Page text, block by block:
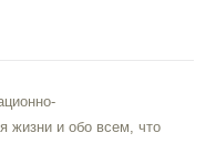
жизни и обо всем, что